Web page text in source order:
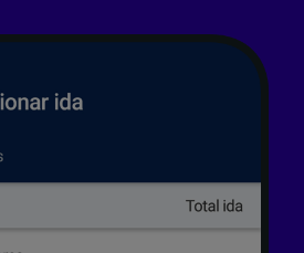
a ella. Publicidad y
medición de
de servicios.